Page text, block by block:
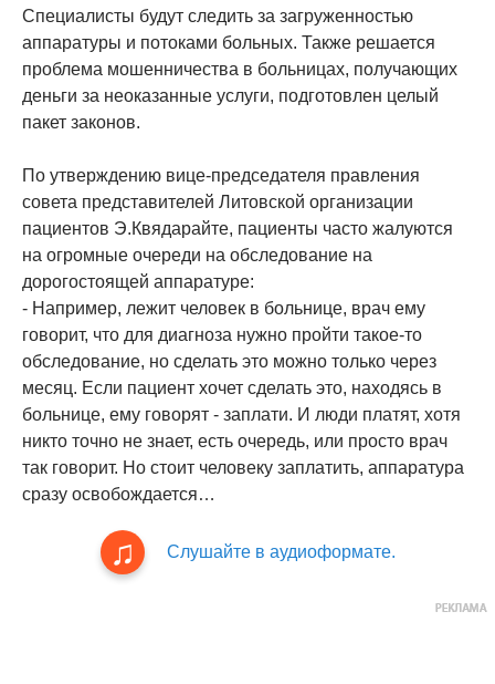
Специалисты будут следить за загруженностью
аппаратуры и потоками больных. Также решается
проблема мошенничества в больницах, получающих
деньги за неоказанные услуги, подготовлен целый
пакет законов.
По утверждению вице-председателя правления
совета представителей Литовской организации
пациентов Э.Квядарайте, пациенты часто жалуются
на огромные очереди на обследование на
дорогостоящей аппаратуре:
- Например, лежит человек в больнице, врач ему
говорит, что для диагноза нужно пройти такое-то
обследование, но сделать это можно только через
месяц. Если пациент хочет сделать это, находясь в
больнице, ему говорят - заплати. И люди платят, хотя
никто точно не знает, есть очередь, или просто врач
так говорит. Но стоит человеку заплатить, аппаратура
сразу освобождается…
Слушайте в аудиоформате.